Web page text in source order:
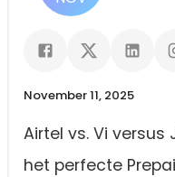
November 11, 2025
Airtel vs. Vi versus
het perfecte